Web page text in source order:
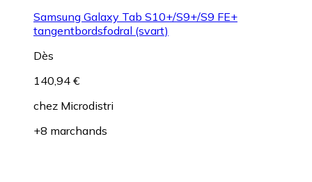
Samsung Galaxy Tab S10+/S9+/S9 FE+
tangentbordsfodral (svart)
Dès
140,94 €
chez Microdistri
+8 marchands